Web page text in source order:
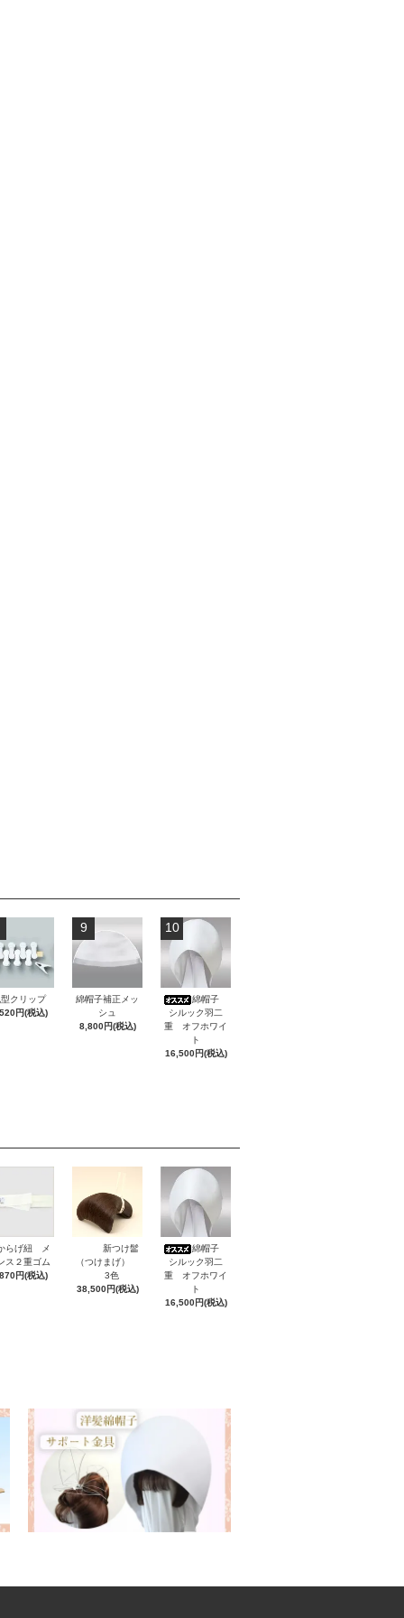
型クリップ
円(税込)
9
綿帽子補正メッ
シュ
8,800円(税込)
10
綿帽子
シルック羽二
重 オフホワイ
ト
16,500円(税込)
らげ紐 メ
ス２重ゴム
円(税込)
新つけ髷
（つけまげ）
3色
38,500円(税込)
綿帽子
シルック羽二
重 オフホワイ
ト
16,500円(税込)